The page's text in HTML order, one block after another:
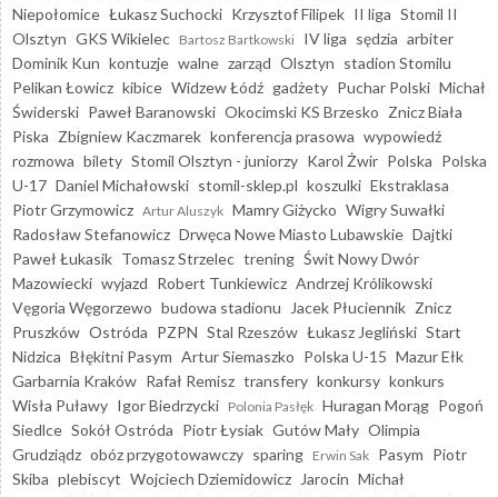
Niepołomice Łukasz Suchocki Krzysztof Filipek II liga Stomil II
Olsztyn GKS Wikielec Bartosz Bartkowski IV liga sędzia arbiter
Dominik Kun kontuzje walne zarząd Olsztyn stadion Stomilu
Pelikan Łowicz kibice Widzew Łódź gadżety Puchar Polski Michał
Świderski Paweł Baranowski Okocimski KS Brzesko Znicz Biała
Piska Zbigniew Kaczmarek konferencja prasowa wypowiedź
rozmowa bilety Stomil Olsztyn - juniorzy Karol Żwir Polska Polska
U-17 Daniel Michałowski stomil-sklep.pl koszulki Ekstraklasa
Piotr Grzymowicz Artur Aluszyk Mamry Giżycko Wigry Suwałki
Radosław Stefanowicz Drwęca Nowe Miasto Lubawskie Dajtki
Paweł Łukasik Tomasz Strzelec trening Świt Nowy Dwór
Mazowiecki wyjazd Robert Tunkiewicz Andrzej Królikowski
Vęgoria Węgorzewo budowa stadionu Jacek Płuciennik Znicz
Pruszków Ostróda PZPN Stal Rzeszów Łukasz Jegliński Start
Nidzica Błękitni Pasym Artur Siemaszko Polska U-15 Mazur Ełk
Garbarnia Kraków Rafał Remisz transfery konkursy konkurs
Wisła Puławy Igor Biedrzycki Polonia Pasłęk Huragan Morąg Pogoń
Siedlce Sokół Ostróda Piotr Łysiak Gutów Mały Olimpia
Grudziądz obóz przygotowawczy sparing Erwin Sak Pasym Piotr
Skiba plebiscyt Wojciech Dziemidowicz Jarocin Michał